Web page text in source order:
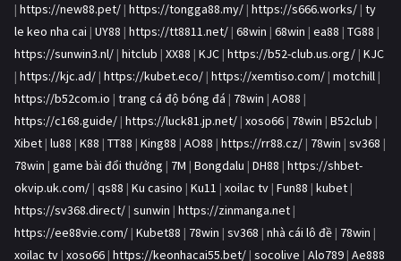
| https://new88.pet/ | https://tongga88.my/ | https://s666.works/ | ty
le keo nha cai | UY88 | https://tt8811.net/ | 68win | 68win | ea88 | TG88 |
https://sunwin3.nl/ | hitclub | XX88 | KJC | https://b52-club.us.org/ | KJC
| https://kjc.ad/ | https://kubet.eco/ | https://xemtiso.com/ | motchill |
https://b52com.io | trang cá độ bóng đá | 78win | AO88 |
https://c168.guide/ | https://luck81.jp.net/ | xoso66 | 78win | B52club |
Xibet | lu88 | K88 | TT88 | King88 | AO88 | https://rr88.cz/ | 78win | sv368 |
78win | game bài đổi thưởng | 7M | Bongdalu | DH88 | https://shbet-
okvip.uk.com/ | qs88 | Ku casino | Ku11 | xoilac tv | Fun88 | kubet |
https://sv368.direct/ | sunwin | https://zinmanga.net |
https://ee88vie.com/ | Kubet88 | 78win | sv368 | nhà cái lô đề | 78win |
xoilac tv | xoso66 | https://keonhacai55.bet/ | socolive | Alo789 | Ae888